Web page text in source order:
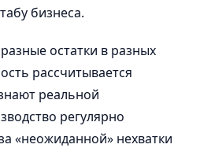
бизнеса.
остатки в разных
рассчитывается
реальной
регулярно
«неожиданной» нехватки